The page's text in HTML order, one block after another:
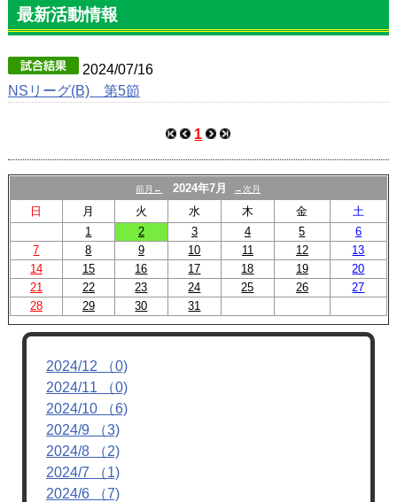
最新活動情報
2024/07/16
NSリーグ(B) 第5節
1
前月← 2024年7月 →次月
日 月 火 水 木 金
土
1
2 3 4 5
6
7
8 9 10 11 12
13
14
15 16 17 18 19
20
21
22 23 24 25 26
27
28
29 30 31
2024/12 （0)
2024/11 （0)
2024/10 （6)
2024/9 （3)
2024/8 （2)
2024/7 （1)
2024/6 （7)